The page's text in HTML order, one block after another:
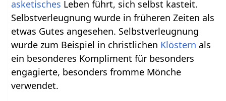
asketisches Leben führt, sich selbst kasteit.
Selbstverleugnung wurde in früheren Zeiten als
etwas Gutes angesehen. Selbstverleugnung
wurde zum Beispiel in christlichen Klöstern als
ein besonderes Kompliment für besonders
engagierte, besonders fromme Mönche
verwendet.